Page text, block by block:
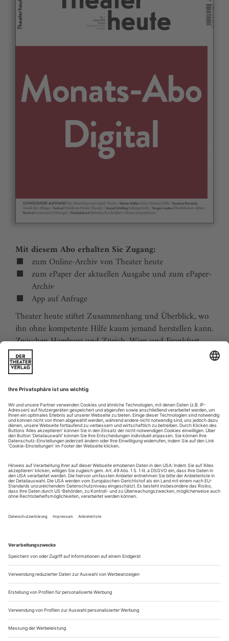
Mit diesem Abo erhalten Sie Zugang:
zum Online-Archiv von Theater heute
zum ePaper der aktuellen Ausgabe und zum ePaper-
Archiv
App auf Anfrage
Theater heute stiftet Zusammenhang und Überblick, wo
ihn ohne kompetente Hilfe kaum jemand herstellen kann.
Zwischen Hamburg und Zürich, Wien und Frankfurt,
Jena und Aachen gibt es wie nirgends auf der Welt eine
dichte, vielfältige und produktive Theaterszene. Mit
Theater heute sind Sie jederzeit über die wichtigsten
Ereignisse informiert. Theater heute erscheint 12-mal im
Jahr mit einem Doppelheft im Juli und dem Jahrbuch im
August.
Sie erhalten Zugang zum Online-Archiv von Theater
heute und können sowohl das aktuelle ePaper als auch
das ePaper-Archiv über Ihren Account auf www.der-
theaterverlag.de einsehen. Zugang zur App auf Anfrage.
Das Abonnement hat eine Laufzeit von einem Monat und
verlängert sich jeweils um einen weiteren Monat, sofern
es nicht vom Kunden auf der Seite „Mein Konto/Meine
Bestellungen“ auf www.der-theaterverlag.de gekündigt
in Kraft.
Aus steuerlichen Gründen abweichende Preise für Käufe
außerhalb Deutschlands (Endpreis vor Auslösen der Bestellung
ersichtlich)